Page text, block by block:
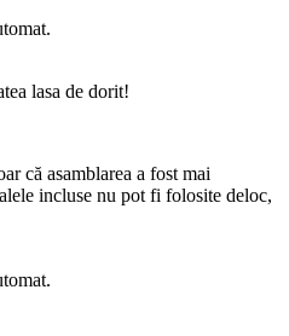
lasa de dorit!
că asamblarea a fost mai
incluse nu pot fi folosite deloc,